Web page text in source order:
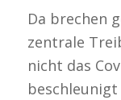
Da brechen
zentrale
nicht das